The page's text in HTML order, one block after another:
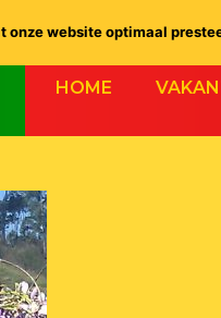
HOME
onze website optimaal